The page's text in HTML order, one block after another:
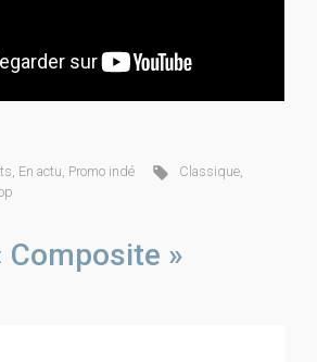
, En actu, Promo indé Classique,
Composite »